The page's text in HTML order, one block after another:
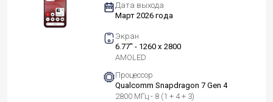
Дата выхода
Март 2026 года
Экран
6.77" - 1260 x 2800
AMOLED
Процессор
Qualcomm Snapdragon 7 Gen 4
2800 МГц - 8 (1 + 4 + 3)